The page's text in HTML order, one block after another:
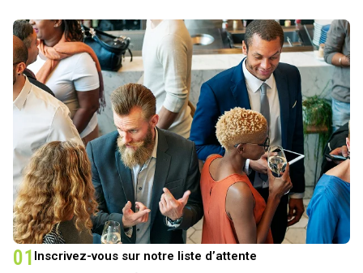
01 Inscrivez-vous sur notre liste d’attente